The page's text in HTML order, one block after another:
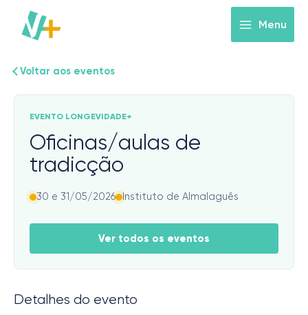
content
Menu
Voltar aos eventos
EVENTO LONGEVIDADE+
Oficinas/aulas de
tradicção
30 e 31/05/2026 Instituto de Almalaguês
Ver todos os eventos
Detalhes do evento